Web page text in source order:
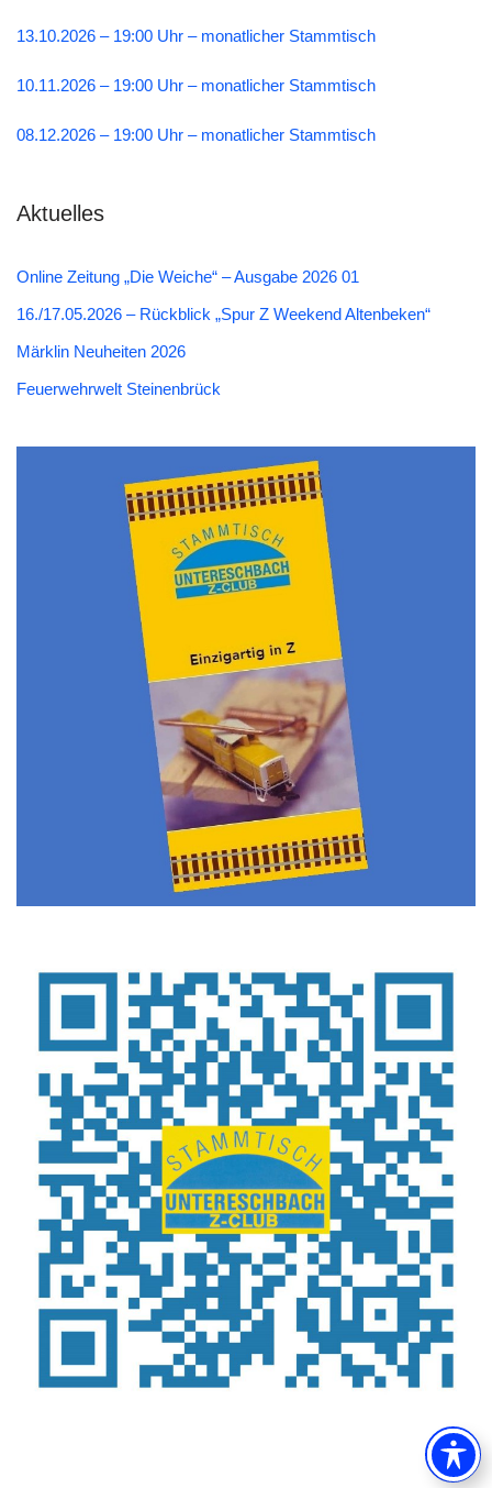
13.10.2026 – 19:00 Uhr – monatlicher Stammtisch
10.11.2026 – 19:00 Uhr – monatlicher Stammtisch
08.12.2026 – 19:00 Uhr – monatlicher Stammtisch
Aktuelles
Online Zeitung „Die Weiche“ – Ausgabe 2026 01
16./17.05.2026 – Rückblick „Spur Z Weekend Altenbeken“
Märklin Neuheiten 2026
Feuerwehrwelt Steinenbrück